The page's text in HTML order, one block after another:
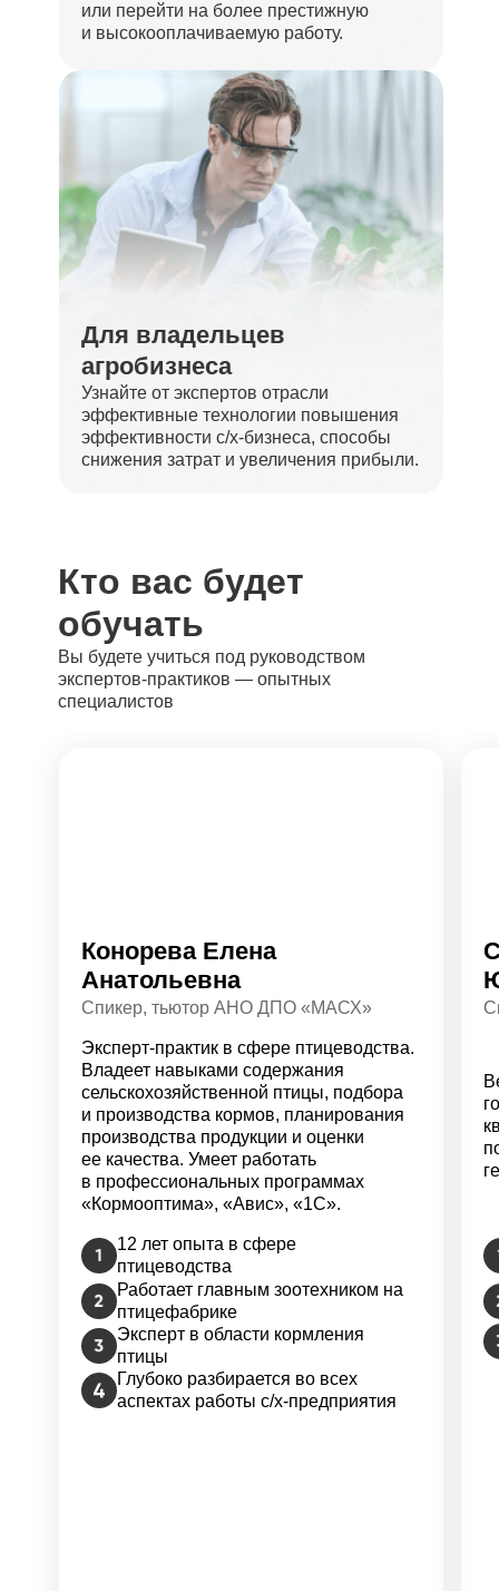
или перейти на более престижную
и высокооплачиваемую работу.
Для владельцев
агробизнеса
Узнайте от экспертов отрасли
эффективные технологии повышения
эффективности с/х-бизнеса, способы
снижения затрат и увеличения прибыли.
Кто вас будет
обучать
Вы будете учиться под руководством
экспертов-практиков — опытных
специалистов
Конорева Елена
Анатольевна
Спикер, тьютор АНО ДПО «МАСХ»
Эксперт-практик в сфере птицеводства.
Владеет навыками содержания
сельскохозяйственной птицы, подбора
и производства кормов, планирования
производства продукции и оценки
ее качества. Умеет работать
в профессиональных программах
«Кормооптима», «Авис», «1С».
12 лет опыта в сфере
птицеводства
Работает главным зоотехником на
птицефабрике
Эксперт в области кормления
птицы
Глубоко разбирается во всех
аспектах работы с/х-предприятия